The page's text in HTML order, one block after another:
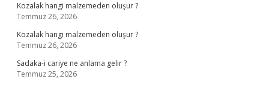
Kozalak hangi malzemeden oluşur ?
Temmuz 26, 2026
Kozalak hangi malzemeden oluşur ?
Temmuz 26, 2026
Sadaka-i cariye ne anlama gelir ?
Temmuz 25, 2026